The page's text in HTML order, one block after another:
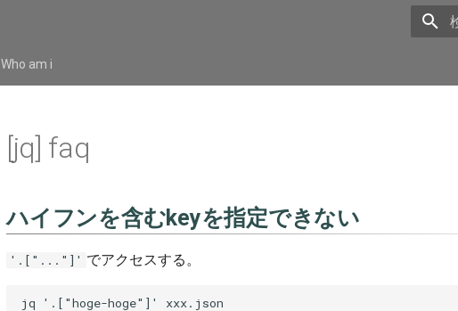
Who am i
[jq] faq
ハイフンを含むkeyを指定できない
'.["..."]' でアクセスする。